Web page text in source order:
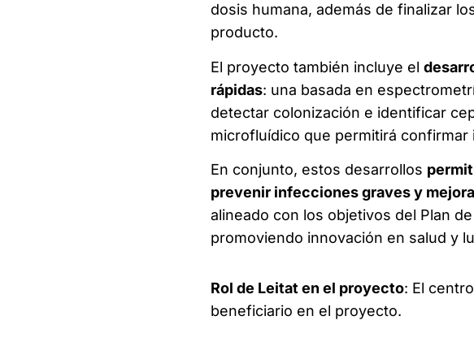
dosis humana, además de finalizar
producto.
El proyecto también incluye el
rápidas: una basada en
detectar colonización e identificar
microfluídico que permitirá
En conjunto, estos desarrollos
prevenir infecciones graves y
alineado con los objetivos del Plan
promoviendo innovación en salud y
Rol de Leitat en el proyecto: El
beneficiario en el proyecto.